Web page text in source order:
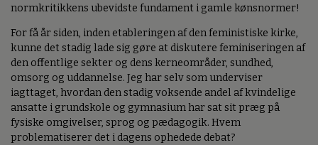
normkritikkens ubevidste fundament i gamle kønsnormer!
For få år siden, inden etableringen af den feministiske kirke,
kunne det stadig lade sig gøre at diskutere feminiseringen af
den offentlige sekter og dens kerneområder, sundhed,
omsorg og uddannelse. Jeg har selv som underviser
iagttaget, hvordan den stadig voksende andel af kvindelige
ansatte i grundskole og gymnasium har sat sit præg på
fysiske omgivelser, sprog og pædagogik. Hvem
problematiserer det i dagens ophedede debat?